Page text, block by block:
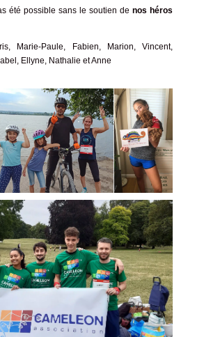
été possible sans le soutien denos héros
Marie-Paule, Fabien, Marion, Vincent,
Ellyne, Nathalie et Anne